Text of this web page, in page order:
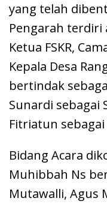
yang telah
Pengarah terdiri
Ketua FSKR,
Kepala Desa
bertindak
Sunardi sebagai
Fitriatun
Bidang Acara
Muhibbah Ns
Mutawalli, Agus